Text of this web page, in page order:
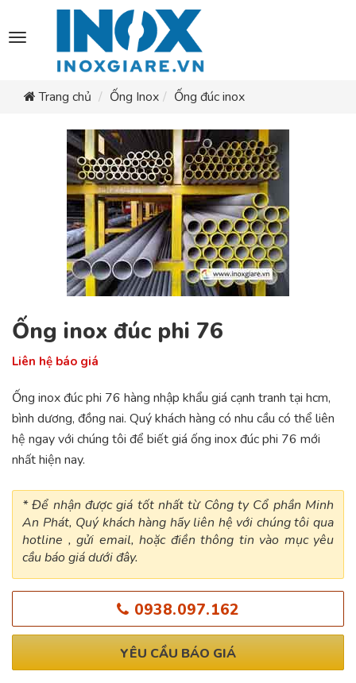
Toggle
navigation
Trang chủ
Ống Inox Ống đúc inox
Ống inox đúc phi 76
Liên hệ báo giá
Ống inox đúc phi 76 hàng nhập khẩu giá cạnh tranh tại hcm,
bình dương, đồng nai. Quý khách hàng có nhu cầu có thể liên
hệ ngay với chúng tôi để biết giá ống inox đúc phi 76 mới
nhất hiện nay.
* Để nhận được giá tốt nhất từ Công ty Cổ phần Minh
An Phát, Quý khách hàng hãy liên hệ với chúng tôi qua
hotline , gửi email, hoặc điền thông tin vào mục yêu
cầu báo giá dưới đây.
0938.097.162
YÊU CẦU BÁO GIÁ